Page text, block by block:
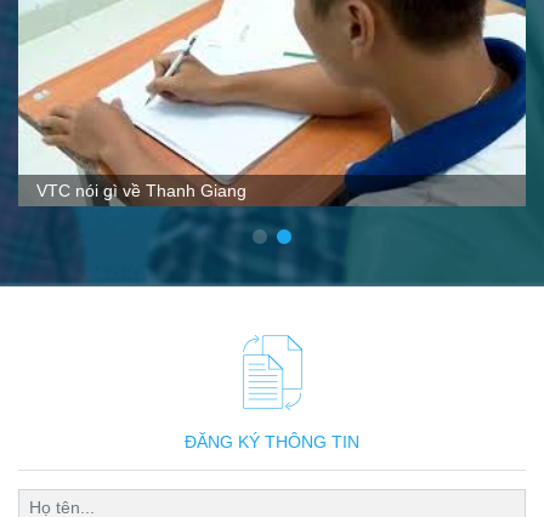
VTC nói gì về Thanh Giang
ĐĂNG KÝ THÔNG TIN